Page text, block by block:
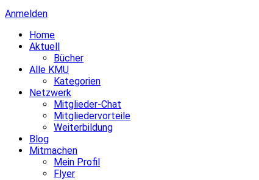
Anmelden
Home
Aktuell
Bücher
Alle KMU
Kategorien
Netzwerk
Mitglieder-Chat
Mitgliedervorteile
Weiterbildung
Blog
Mitmachen
Mein Profil
Flyer